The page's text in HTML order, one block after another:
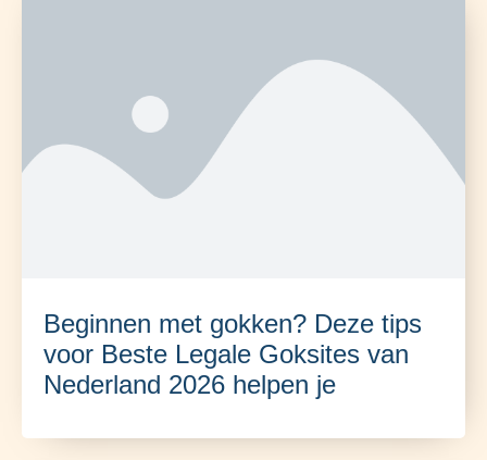
Beginnen met gokken? Deze tips
voor Beste Legale Goksites van
Nederland 2026 helpen je